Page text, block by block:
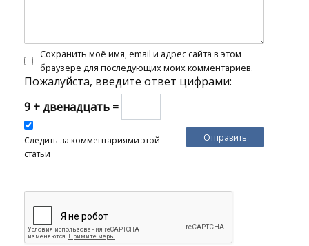
Сохранить моё имя, email и адрес сайта в этом
браузере для последующих моих комментариев.
Пожалуйста, введите ответ цифрами:
9 + двенадцать =
Следить за комментариями этой
статьи